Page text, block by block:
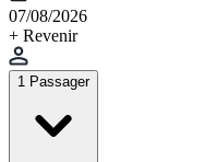
07/08/2026
+ Revenir
1 Passager